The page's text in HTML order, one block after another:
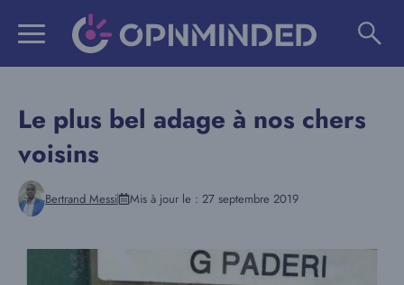
Le plus bel adage à nos chers
voisins
Bertrand Messi Mis à jour le : 27 septembre 2019